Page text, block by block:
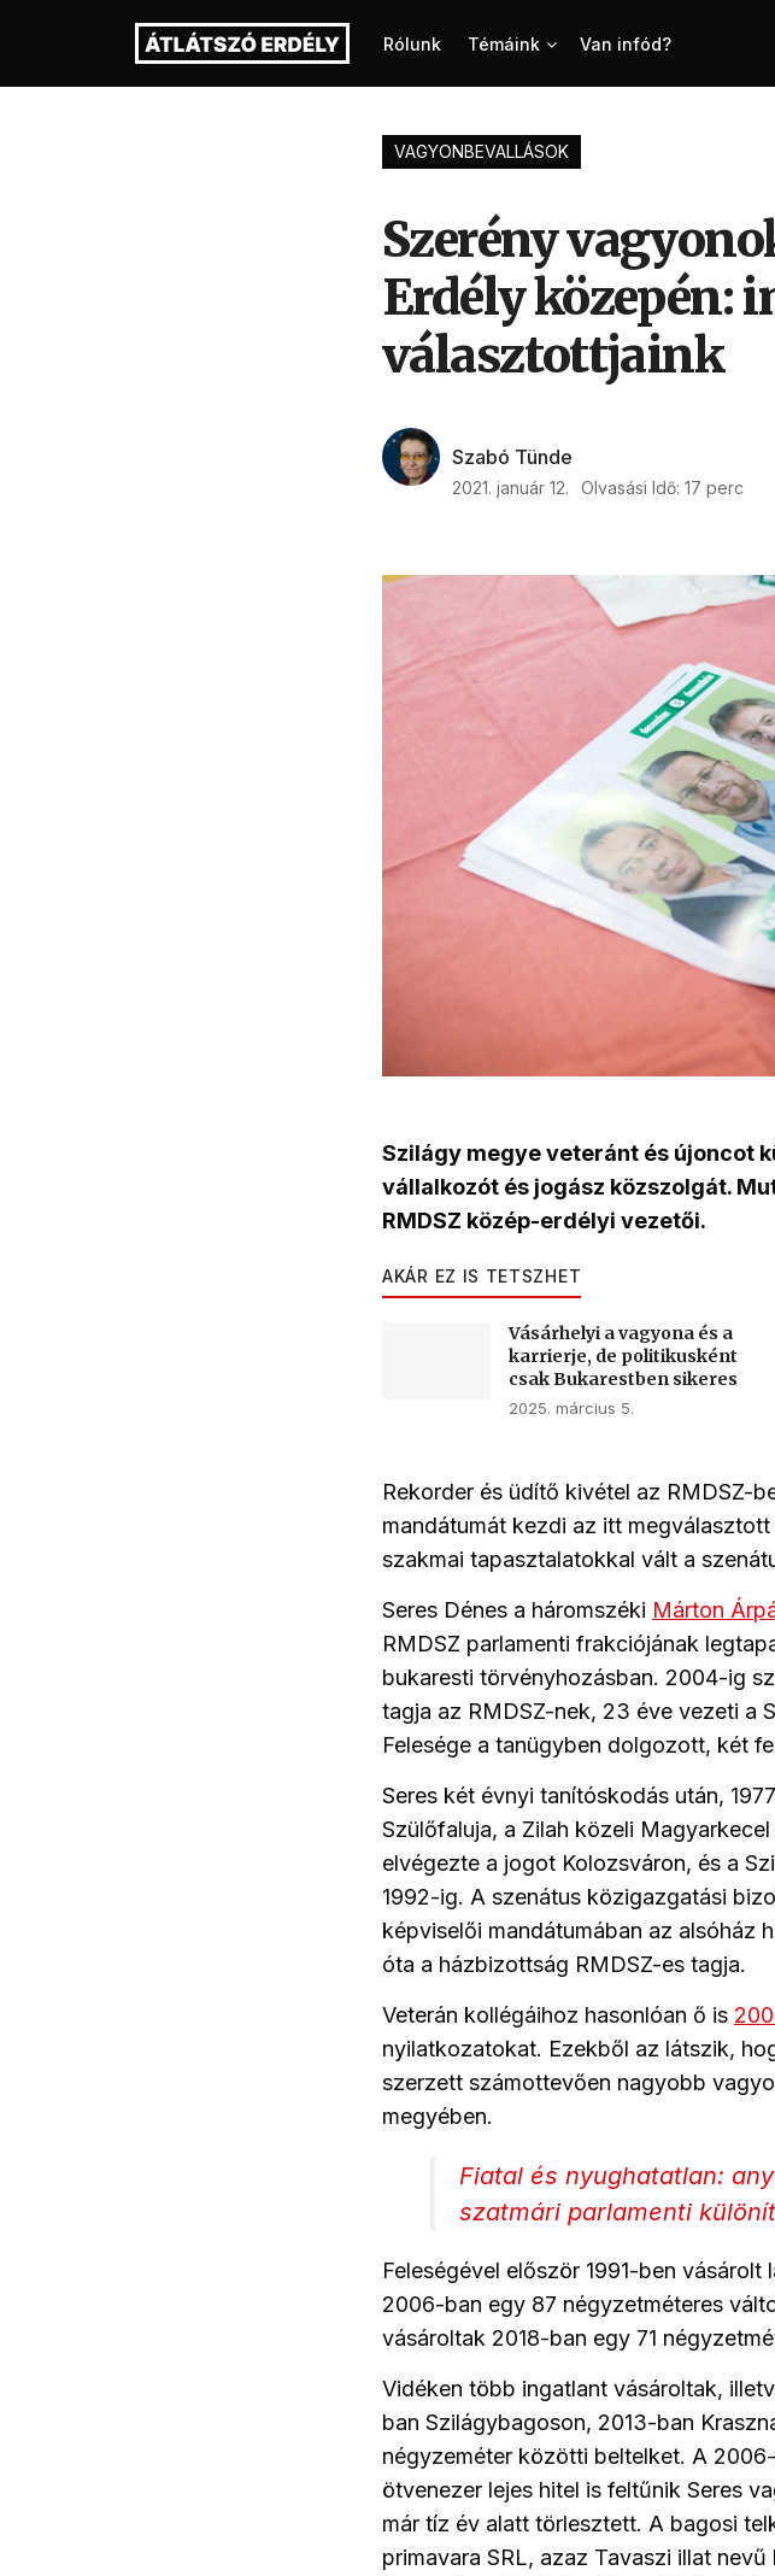
Rólunk Témáink Van infód?
VAGYONBEVALLÁSOK
Szerény
Erdély közepén:
választottjaink
Szabó Tünde
2021. január 12. Olvasási Idő: 17 perc
Szilágy megye veteránt és újoncot
vállalkozót és jogász közszolgát.
RMDSZ közép-erdélyi vezetői.
AKÁR EZ IS TETSZHET
Vásárhelyi a vagyona és a
karrierje, de politikusként
csak Bukarestben sikeres
2025. március 5.
Rekorder és üdítő kivétel az RMDSZ-
mandátumát kezdi az itt megválasztott
szakmai tapasztalatokkal vált a
Seres Dénes a háromszéki Márton
RMDSZ parlamenti frakciójának
bukaresti törvényhozásban. 2004-ig
tagja az RMDSZ-nek, 23 éve vezeti a
Felesége a tanügyben dolgozott, két
Seres két évnyi tanítóskodás után,
Szülőfaluja, a Zilah közeli
elvégezte a jogot Kolozsváron, és a
1992-ig. A szenátus közigazgatási
képviselői mandátumában az alsóház
óta a házbizottság RMDSZ-es tagja.
Veterán kollégáihoz hasonlóan ő is
nyilatkozatokat. Ezekből az látszik,
szerzett számottevően nagyobb
megyében.
Fiatal és nyughatatlan:
szatmári parlamenti
Feleségével először 1991-ben
2006-ban egy 87 négyzetméteres
vásároltak 2018-ban egy 71
Vidéken több ingatlant vásároltak,
ban Szilágybagoson, 2013-ban
négyzeméter közötti beltelket. A
ötvenezer lejes hitel is feltűnik Seres
már tíz év alatt törlesztett. A bagosi
primavara SRL, azaz Tavaszi illat